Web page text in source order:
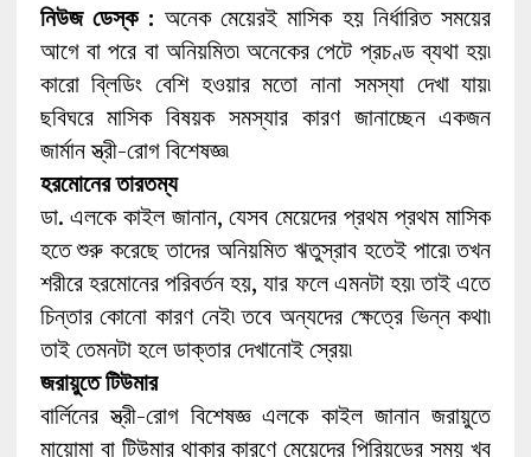
নিউজ ডেস্ক : অনেক মেয়েরই মাসিক হয় নির্ধারিত সময়ের
আগে বা পরে বা অনিয়মিত৷ অনেকের পেটে প্রচণ্ড ব্যথা হয়৷
কারো ব্লিডিং বেশি হওয়ার মতো নানা সমস্যা দেখা যায়৷
ছবিঘরে মাসিক বিষয়ক সমস্যার কারণ জানাচ্ছেন একজন
জার্মান স্ত্রী-রোগ বিশেষজ্ঞ৷
হরমোনের তারতম্য
ডা. এলকে কাইল জানান, যেসব মেয়েদের প্রথম প্রথম মাসিক
হতে শুরু করেছে তাদের অনিয়মিত ঋতুস্রাব হতেই পারে৷ তখন
শরীরে হরমোনের পরিবর্তন হয়, যার ফলে এমনটা হয়৷ তাই এতে
চিন্তার কোনো কারণ নেই৷ তবে অন্যদের ক্ষেত্রে ভিন্ন কথা৷
তাই তেমনটা হলে ডাক্তার দেখানোই স্রেয়৷
জরায়ুতে টিউমার
বার্লিনের স্ত্রী-রোগ বিশেষজ্ঞ এলকে কাইল জানান জরায়ুতে
মায়োমা বা টিউমার থাকার কারণে মেয়েদের পিরিয়ডের সময় খুব